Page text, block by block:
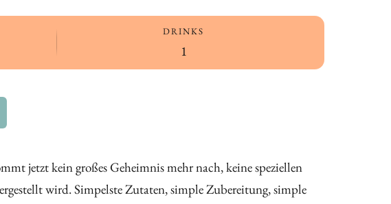
DRINKS
1
jetzt kein großes Geheimnis mehr nach, keine speziellen
wird. Simpelste Zutaten, simple Zubereitung, simple